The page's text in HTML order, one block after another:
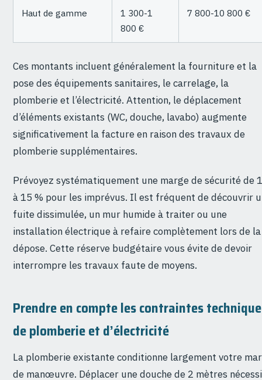
Haut de gamme
1 300-1
800 €
7 800-10 800 €
Ces montants incluent généralement la fourniture et la
pose des équipements sanitaires, le carrelage, la
plomberie et l’électricité. Attention, le déplacement
d’éléments existants (WC, douche, lavabo) augmente
significativement la facture en raison des travaux de
plomberie supplémentaires.
Prévoyez systématiquement une marge de sécurité de
à 15 % pour les imprévus. Il est fréquent de découvrir
fuite dissimulée, un mur humide à traiter ou une
installation électrique à refaire complètement lors de la
dépose. Cette réserve budgétaire vous évite de devoir
interrompre les travaux faute de moyens.
Prendre en compte les contraintes
de plomberie et d’électricité
La plomberie existante conditionne largement votre
de manœuvre. Déplacer une douche de 2 mètres